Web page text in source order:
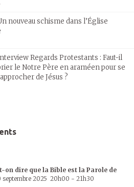
nouveau schisme dans l’Église
Regards Protestants : Faut-il
le Notre Père en araméen pour se
de Jésus ?
on dire que la Bible est la Parole de
septembre 2025 20h00 - 21h30